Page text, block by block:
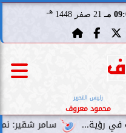
مـ 21 صفر 1448 هـ
رئيس التحرير
محمود معروف
سامر شقير: نمو صناديق